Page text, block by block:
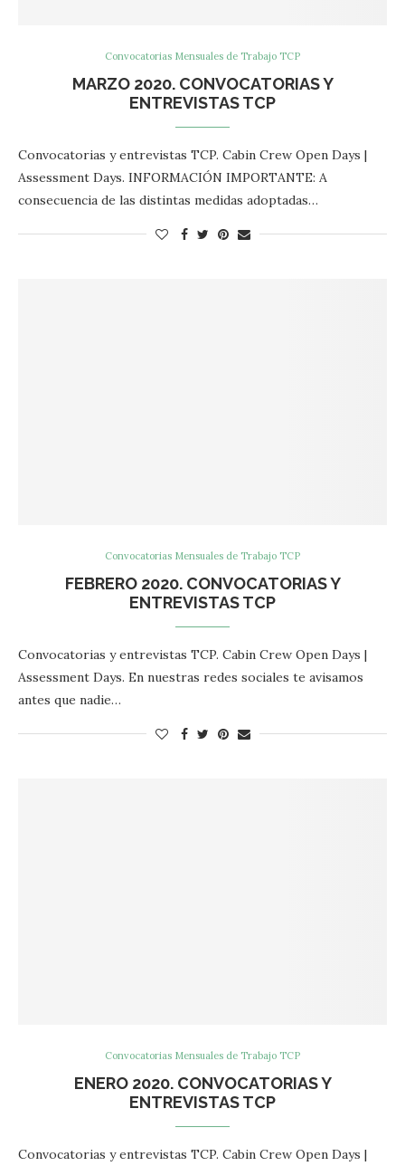
Convocatorias Mensuales de Trabajo TCP
MARZO 2020. CONVOCATORIAS Y
ENTREVISTAS TCP
Convocatorias y entrevistas TCP. Cabin Crew Open Days |
Assessment Days. INFORMACIÓN IMPORTANTE: A
consecuencia de las distintas medidas adoptadas…
Convocatorias Mensuales de Trabajo TCP
FEBRERO 2020. CONVOCATORIAS Y
ENTREVISTAS TCP
Convocatorias y entrevistas TCP. Cabin Crew Open Days |
Assessment Days. En nuestras redes sociales te avisamos
antes que nadie…
Convocatorias Mensuales de Trabajo TCP
ENERO 2020. CONVOCATORIAS Y
ENTREVISTAS TCP
Convocatorias y entrevistas TCP. Cabin Crew Open Days |